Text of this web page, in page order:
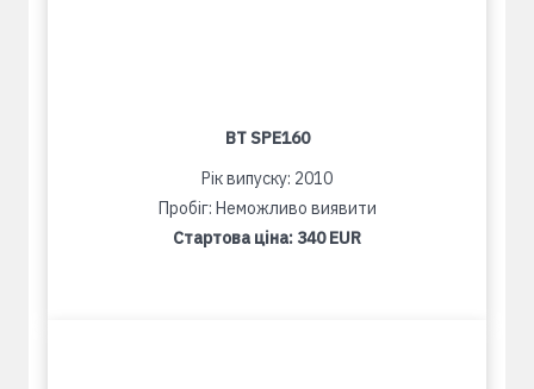
BT SPE160
Рік випуску: 2010
Пробіг: Неможливо виявити
Стартова ціна: 340 EUR